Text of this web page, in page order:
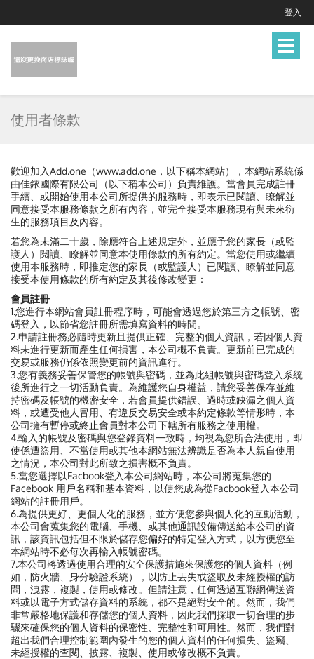
登入
Toggle
使用者條款
歡迎加入Add.one（www.add.one，以下稱本網站），本網站系統係
由佳銥國際有限公司（以下稱本公司）負責維護。當會員完成註冊
手續、或開始使用本公司所提供的服務時，即表示已閱讀、瞭解並
同意接受本服務條款之所有內容，並完全接受本服務現有與未來衍
生的服務項目及內容。
若您為未滿二十歲，除應符合上述規定外，並應予您的家長（或監
護人）閱讀、瞭解並同意本使用條款的所有約定。當您使用或繼續
使用本服務時，即推定您的家長（或監護人）已閱讀、瞭解並同意
接受本使用條款的所有約定及其後修改變更：
會員註冊
1.您進行本網站會員註冊程序時，可能會透過您於第三方之帳號、密
碼登入，以節省您註冊所需填寫資料的時間。
2.申請註冊務必隨時更新且提供正確、完整的個人資訊，若因個人資
料未進行更新而產生任何損害，本公司概不負責。更新前已完成的
交易或服務仍係依照變更前的資訊進行。
3.您有義務妥善保管您的帳號與密碼，並為此組帳號與密碼登入系統
後所進行之一切活動負責。為維護您自身權益，請您妥善保存並維
持密碼及帳號的機密安全，若會員提供錯誤、過時或缺漏之個人資
料，或遭受他人冒用、有違反交易安全或本約定條款等情形時，本
公司擁有暫停或終止會員對本公司下轄所有服務之使用權。
4.輸入的帳號及密碼與您登錄資料一致時，均視為您所合法使用，即
使係遭盜用、不當使用或其他本網站無法辨識是否為本人親自使用
之情況，本公司對此所致之損害概不負責。
5.當您選擇以Facbook登入本公司網站時，本公司將蒐集您的
Facebook 用戶名稱和基本資料，以使您成為從Facbook登入本公司
網站的註冊用戶。
6.為提供更好、更個人化的服務，並方便您參與個人化的互動活動，
本公司會蒐集您的電腦、手機、或其他通訊設備傳送給本公司的資
訊，該資訊包括但不限於儲存您偏好的特定登入方式，以方便您至
本網站時不必每次再輸入帳號密碼。
7.本公司將透過使用合理的安全保護措施來保護您的個人資料（例
如，防火牆、身分驗證系統），以防止丟失或盜取及未經授權的訪
問，洩露，複製，使用或修改。但請注意，任何透過互聯網傳送資
料或以電子方式儲存資料的系統，都不是絕對安全的。然而，我們
非常嚴格地保護和存儲您的個人資料，因此我們採取一切合理的步
驟來確保您的個人資料的保密性、完整性和可用性。然而，我們對
超出我們合理控制範圍內發生的您的個人資料的任何損失、盜竊、
未經授權的查閱、披露、複製、使用或修改概不負責。